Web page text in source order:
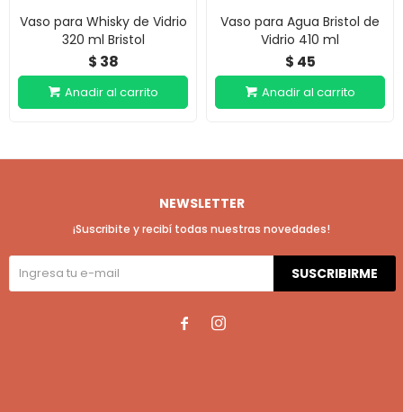
Vaso para Whisky de Vidrio
320 ml Bristol
$ 38
Vaso para Agua Bristol de
Vidrio 410 ml
$ 45
NEWSLETTER
¡Suscribite y recibí todas nuestras novedades!
SUSCRIBIRME
 